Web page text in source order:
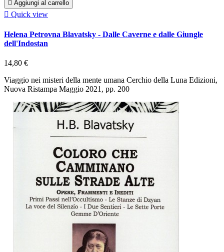
 Aggiungi al carrello
 Quick view
Helena Petrovna Blavatsky - Dalle Caverne e dalle Giungle
dell'Indostan
14,80 €
Viaggio nei misteri della mente umana Cerchio della Luna Edizioni,
Nuova Ristampa Maggio 2021, pp. 200